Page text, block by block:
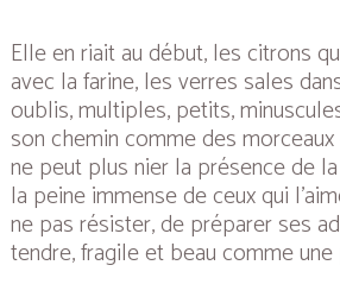
Elle en riait au début, les citrons
avec la farine, les verres sales
oublis, multiples, petits,
son chemin comme des
ne peut plus nier la présence de
la peine immense de ceux qui
ne pas résister, de préparer ses
tendre, fragile et beau comme